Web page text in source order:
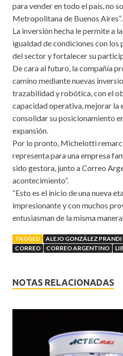
para vender en todo el país, no
Metropolitana de Buenos Aires”.
La inversión hecha le permite a
igualdad de condiciones con los
del sector y fortalecer su
De cara al futuro, la compañía
camino mediante nuevas
trazabilidad y robótica, con el
capacidad operativa, mejorar la
consolidar su posicionamiento
expansión.
Por lo pronto, Michelotti
representa para una empresa
sido gestora, junto a Correo
acontecimiento”.
“Esto es el inicio de una nueva
impresionante y con muchos
entusiasman de la misma
TAGGED ALEJO GONZÁLEZ PRANDI
CORREO
CORREO ARGENTINO
NOTAS RELACIONADAS